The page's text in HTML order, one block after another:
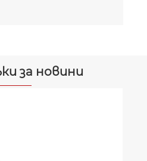
за новини